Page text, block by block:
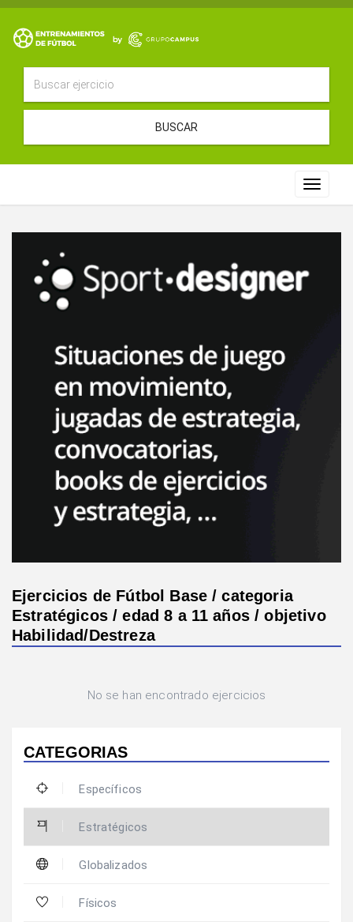
BUSCAR
Toggle
Ejercicios de Fútbol Base / categoria
Estratégicos / edad 8 a 11 años / objetivo
Habilidad/Destreza
No se han encontrado ejercicios
CATEGORIAS
Específicos
Estratégicos
Globalizados
Físicos